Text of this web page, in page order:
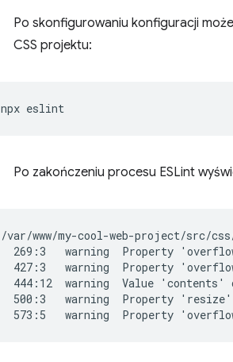
Po skonfigurowaniu konfiguracji
CSS projektu:
Po zakończeniu procesu ESLint
/var/www/my-cool-web-project/src/
269:3   warning  Property
427:3   warning  Property
444:12  warning  Value 'contents'
500:3   warning  Property